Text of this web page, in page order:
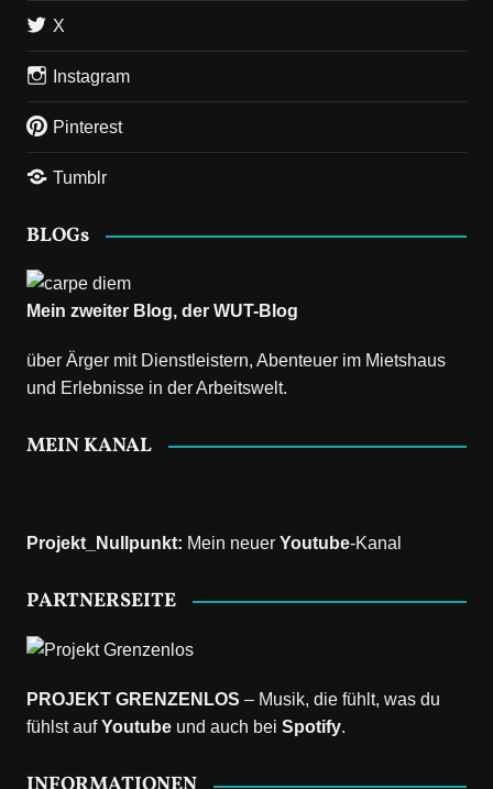
X
Instagram
Pinterest
Tumblr
BLOGs
Mein zweiter Blog, der WUT-Blog
über Ärger mit Dienstleistern, Abenteuer im Mietshaus
und Erlebnisse in der Arbeitswelt.
MEIN KANAL
Projekt_Nullpunkt: Mein neuer Youtube-Kanal
PARTNERSEITE
PROJEKT GRENZENLOS – Musik, die fühlt, was du
fühlst aufYoutube und auch bei Spotify.